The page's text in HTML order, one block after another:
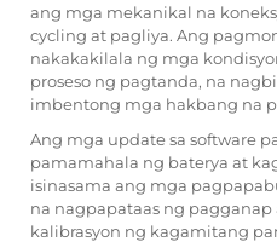
ang mga mekanikal na
cycling at pagliya. Ang
nakakakilala ng mga
proseso ng pagtanda, na
imbentong mga hakbang na
Ang mga update sa software
pamamahala ng baterya at
isinasama ang mga
na nagpapataas ng
kalibrasyon ng kagamitang